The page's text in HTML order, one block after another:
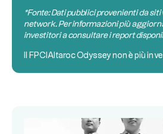
*Fonte: Dati pubblici provenienti da
network. Per informazioni più
investitori a consultare i report
FPCI Altaroc Odyssey non è più in